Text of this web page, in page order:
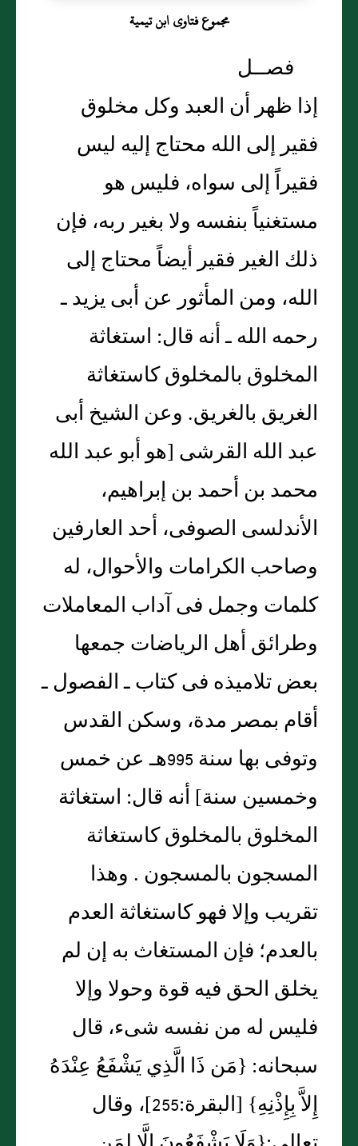
مجموع فتاوى ابن تيمية
فصــل
إذا ظهر أن العبد وكل مخلوق
فقير إلى الله محتاج إليه ليس
فقيراً إلى سواه، فليس هو
مستغنياً بنفسه ولا بغير ربه، فإن
ذلك الغير فقير أيضاً محتاج إلى
الله، ومن المأثور عن أبى يزيد ـ
رحمه الله ـ أنه قال‏:‏ استغاثة
المخلوق بالمخلوق كاستغاثة
الغريق بالغريق‏.‏ وعن الشيخ أبى
عبد الله القرشى ‏[‏هو أبو عبد الله
محمد بن أحمد بن إبراهيم،
الأندلسى الصوفى، أحد العارفين
وصاحب الكرامات والأحوال، له
كلمات وجمل فى آداب المعاملات
وطرائق أهل الرياضات جمعها
بعض تلاميذه فى كتاب ـ الفصول ـ
أقام بمصر مدة، وسكن القدس
وتوفى بها سنة 995هـ عن خمس
وخمسين سنة‏]‏ أنه قال‏:‏ استغاثة
المخلوق بالمخلوق كاستغاثة
المسجون بالمسجون ‏.‏ وهذا
تقريب وإلا فهو كاستغاثة العدم
بالعدم؛ فإن المستغاث به إن لم
يخلق الحق فيه قوة وحولا وإلا
فليس له من نفسه شىء، قال
سبحانه‏:‏ ‏{‏مَن ذَا الَّذِي يَشْفَعُ عِنْدَهُ
إِلاَّ بِإِذْنِهِ‏}‏ ‏[‏البقرة‏:‏255‏]‏، وقال